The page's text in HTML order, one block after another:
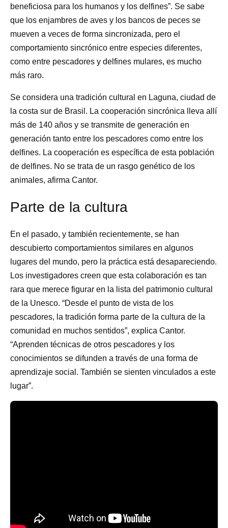
beneficiosa para los humanos y los delfines”. Se sabe
que los enjambres de aves y los bancos de peces se
mueven a veces de forma sincronizada, pero el
comportamiento sincrónico entre especies diferentes,
como entre pescadores y delfines mulares, es mucho
más raro.
Se considera una tradición cultural en Laguna, ciudad de
la costa sur de Brasil. La cooperación sincrónica lleva allí
más de 140 años y se transmite de generación en
generación tanto entre los pescadores como entre los
delfines. La cooperación es específica de esta población
de delfines. No se trata de un rasgo genético de los
animales, afirma Cantor.
Parte de la cultura
En el pasado, y también recientemente, se han
descubierto comportamientos similares en algunos
lugares del mundo, pero la práctica está desapareciendo.
Los investigadores creen que esta colaboración es tan
rara que merece figurar en la lista del patrimonio cultural
de la Unesco. “Desde el punto de vista de los
pescadores, la tradición forma parte de la cultura de la
comunidad en muchos sentidos”, explica Cantor.
“Aprenden técnicas de otros pescadores y los
conocimientos se difunden a través de una forma de
aprendizaje social. También se sienten vinculados a este
lugar”.